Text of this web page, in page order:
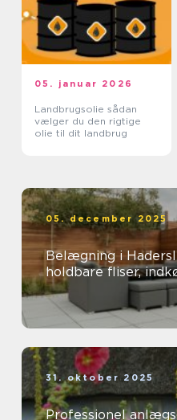
05. januar 2026
Landbrugsolie sådan
vælger du den rigtige
olie til dit landbrug
05. december 2025
Belægning i
holdbare fliser,
31. oktober 2025
Professionel